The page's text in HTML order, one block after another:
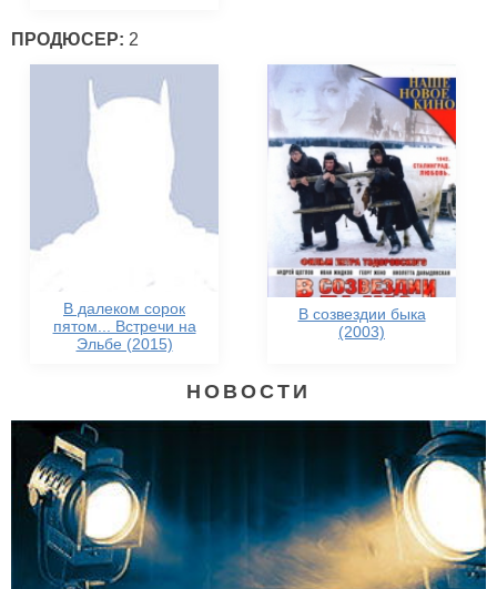
ПРОДЮСЕР: 2
В далеком сорок
пятом... Встречи на
Эльбе (2015)
В созвездии быка
(2003)
НОВОСТИ